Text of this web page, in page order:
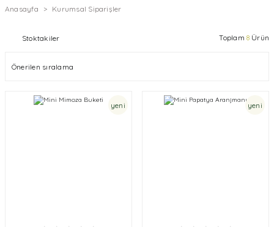
Anasayfa Kurumsal Siparişler
Stoktakiler Toplam 8 Ürün
yeni yeni